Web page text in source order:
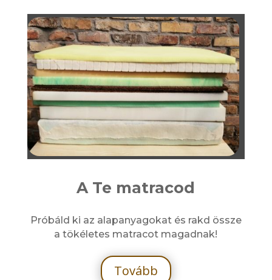
A Te matracod
Próbáld ki az alapanyagokat és rakd össze
a tökéletes matracot magadnak!
Tovább